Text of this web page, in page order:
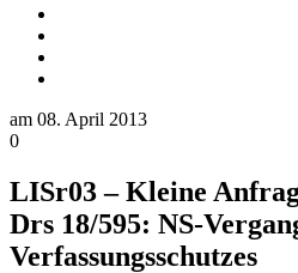
am 08. April 2013
0
LISr03 – Kleine
Drs 18/595: NS-
Verfassungsschutzes